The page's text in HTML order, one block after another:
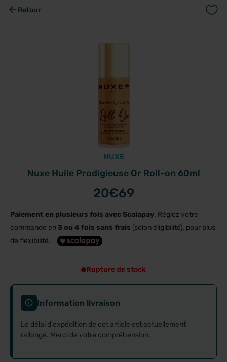
Retour
NUXE
Nuxe Huile Prodigieuse Or Roll-on 60ml
20€69
Paiement en plusieurs fois avec Scalapay. Réglez votre
commande en 3 ou 4 fois sans frais (selon éligibilité), pour plus
de flexibilité.
Rupture de stock
Information livraison
Le délai d'expédition de cet article est actuellement
rallongé. Merci de votre compréhension.